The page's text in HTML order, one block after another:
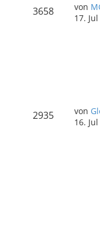
3658 von
17.
2935 von
16.